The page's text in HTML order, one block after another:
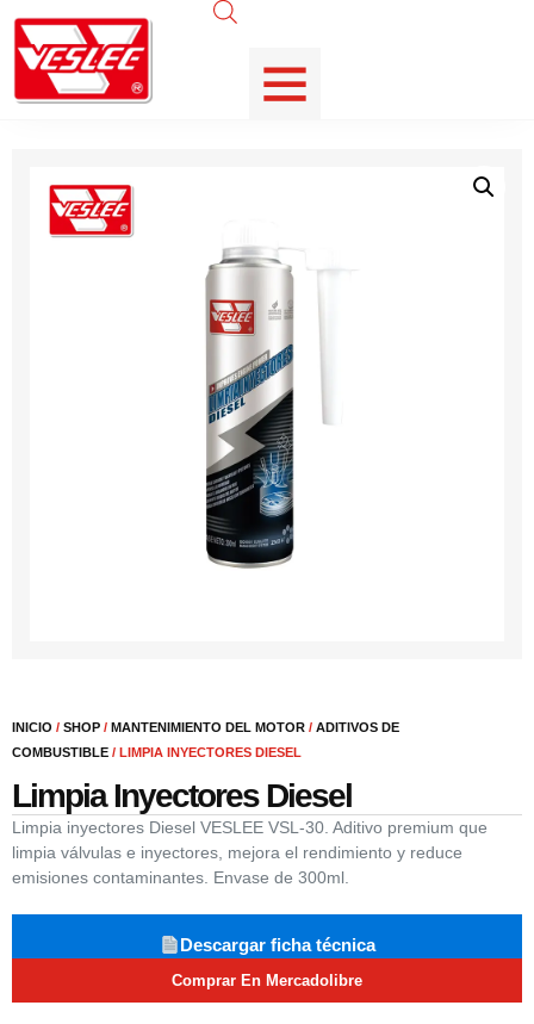
INICIO / SHOP / MANTENIMIENTO DEL MOTOR / ADITIVOS DE
COMBUSTIBLE / LIMPIA INYECTORES DIESEL
Limpia Inyectores Diesel
Limpia inyectores Diesel VESLEE VSL-30. Aditivo premium que
limpia válvulas e inyectores, mejora el rendimiento y reduce
emisiones contaminantes. Envase de 300ml.
Descargar ficha técnica
Comprar En Mercadolibre